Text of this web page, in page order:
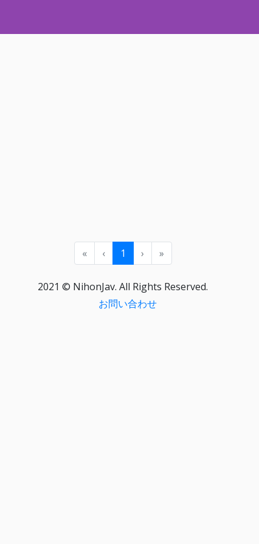
« ‹ 1 › »
2021 © NihonJav. All Rights Reserved.
お問い合わせ